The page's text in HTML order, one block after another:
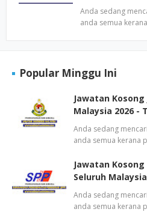
Anda sedang
anda semua
Popular Minggu Ini
Jawatan
Malaysia 2026 -
Anda sedang
anda semua kerana
Jawatan Kosong
Seluruh Malaysia
Anda sedang
anda semua kerana